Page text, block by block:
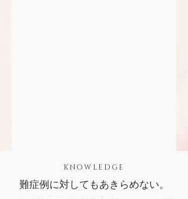
KNOWLEDGE
難症例に対してもあきらめない。